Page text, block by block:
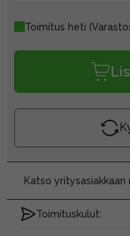
Toimitus heti
Katso
Toimituskulut: